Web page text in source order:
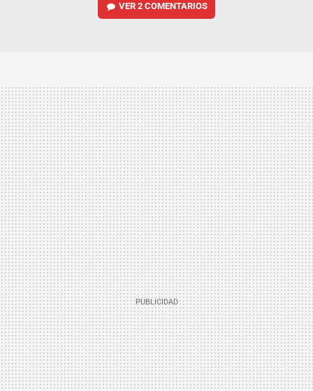
VER2 COMENTARIOS